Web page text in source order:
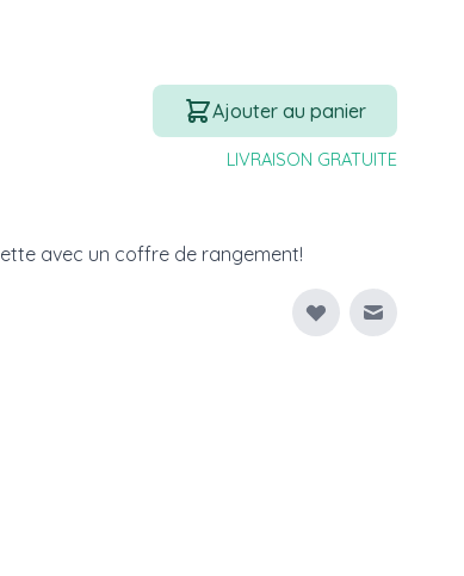
Quantité
Ajouter au panier
LIVRAISON GRATUITE
avec un coffre de rangement!
Envoyer